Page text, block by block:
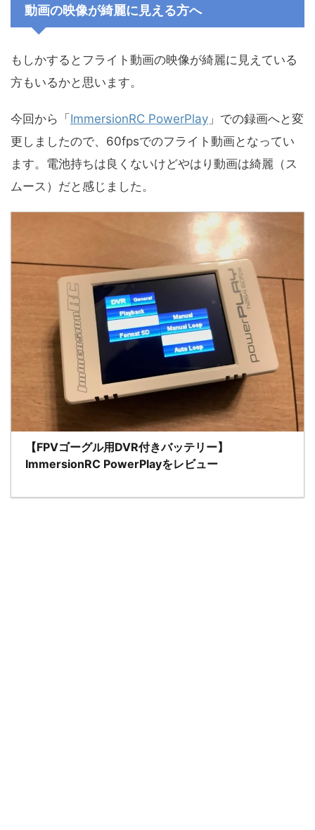
動画の映像が綺麗に見える方へ
もしかするとフライト動画の映像が綺麗に見えている
方もいるかと思います。
今回から「ImmersionRC PowerPlay 」での録画へと変
更しましたので、60fpsでのフライト動画となってい
ます。電池持ちは良くないけどやはり動画は綺麗（ス
ムース）だと感じました。
【FPVゴーグル用DVR付きバッテリー】
ImmersionRC PowerPlayをレビュー